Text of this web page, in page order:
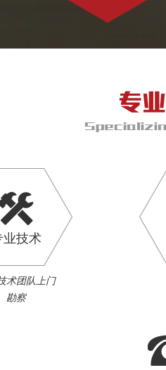
业技术
术团队上门
勘察